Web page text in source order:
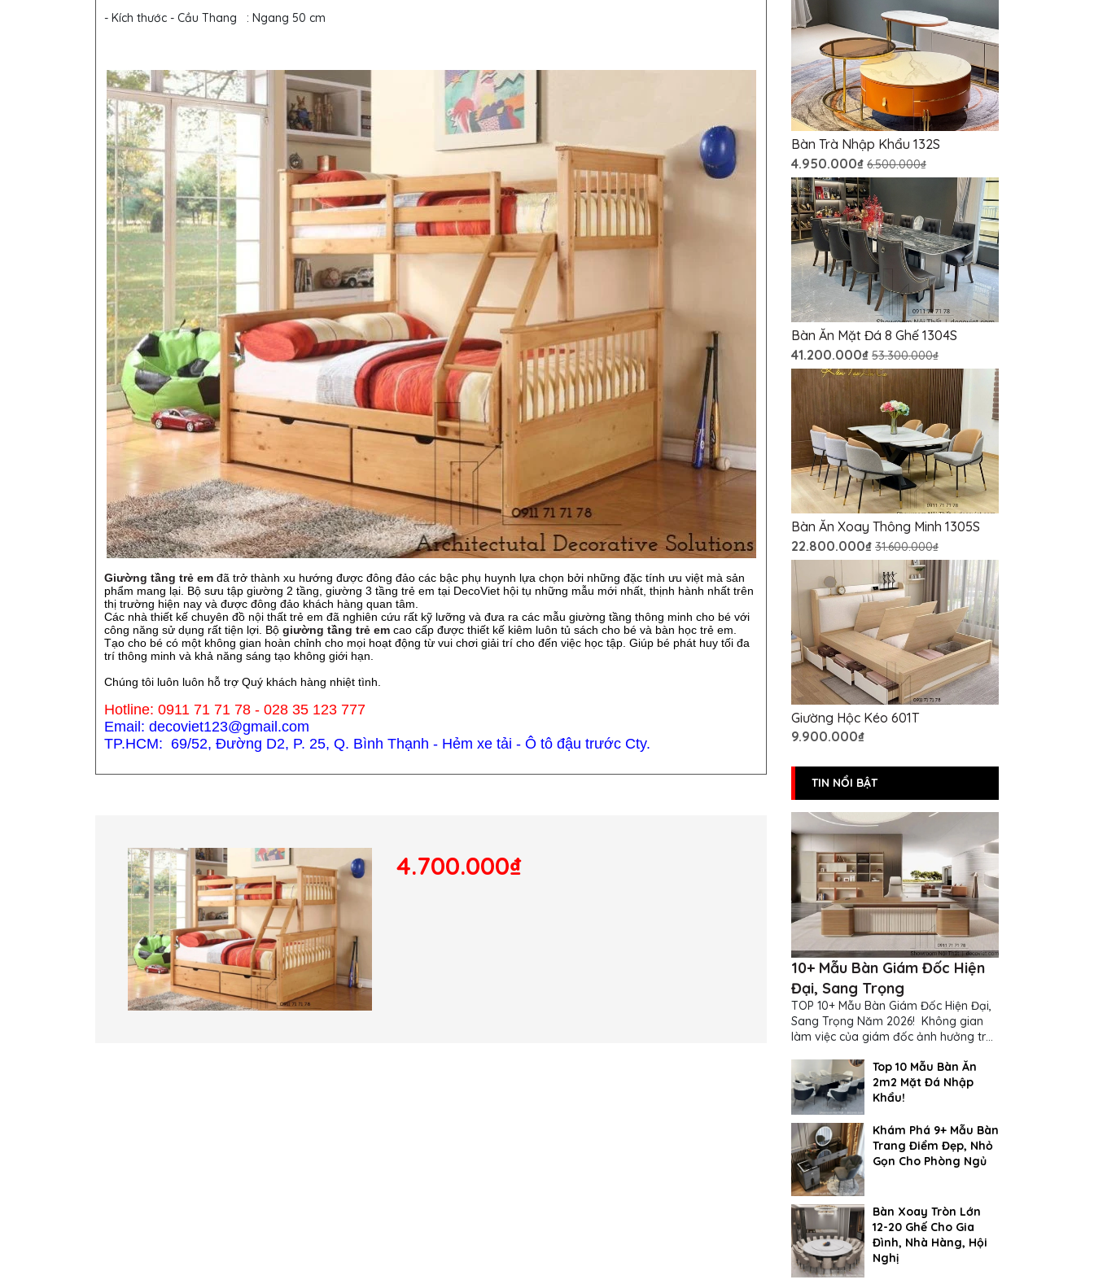
- Kích thước - Cầu Thang : Ngang 50 cm
Giường tầng trẻ em đã trở thành xu hướng được đông đảo các bậc phụ huynh lựa chọn bởi những đặc tính ưu việt mà sản
phẩm mang lại. Bộ sưu tập giường 2 tầng, giường 3 tầng trẻ em tại DecoViet hội tụ những mẫu mới nhất, thịnh hành nhất trên
thị trường hiện nay và được đông đảo khách hàng quan tâm.
Các nhà thiết kế chuyên đồ nội thất trẻ em đã nghiên cứu rất kỹ lưỡng và đưa ra các mẫu giường tầng thông minh cho bé với
công năng sử dụng rất tiện lợi. Bộ giường tầng trẻ em cao cấp được thiết kế kiêm luôn tủ sách cho bé và bàn học trẻ em.
Tạo cho bé có một không gian hoàn chỉnh cho mọi hoạt động từ vui chơi giải trí cho đến việc học tập. Giúp bé phát huy tối đa
trí thông minh và khả năng sáng tạo không giới hạn.
Chúng tôi luôn luôn hỗ trợ Quý khách hàng nhiệt tình.
Hotline: 0911 71 71 78 - 028 35 123 777
Email: decoviet123@gmail.com
TP.HCM: 69/52, Đường D2, P. 25, Q. Bình Thạnh - Hẻm xe tải - Ô tô đậu trước Cty.
4.700.000₫
Bàn Trà Nhập Khẩu 132S
4.950.000₫ 6.500.000₫
Bàn Ăn Mặt Đá 8 Ghế 1304S
41.200.000₫ 53.300.000₫
Bàn Ăn Xoay Thông Minh 1305S
22.800.000₫ 31.600.000₫
Giường Hộc Kéo 601T
9.900.000₫
TIN NỔI BẬT
10+ Mẫu Bàn Giám Đốc Hiện
Đại, Sang Trọng
TOP 10+ Mẫu Bàn Giám Đốc Hiện Đại,
Sang Trọng Năm 2026! Không gian
làm việc của giám đốc ảnh hưởng trực
Top 10 Mẫu Bàn Ăn
2m2 Mặt Đá Nhập
Khẩu!
Khám Phá 9+ Mẫu Bàn
Trang Điểm Đẹp, Nhỏ
Gọn Cho Phòng Ngủ
Bàn Xoay Tròn Lớn
12-20 Ghế Cho Gia
Đình, Nhà Hàng, Hội
Nghị